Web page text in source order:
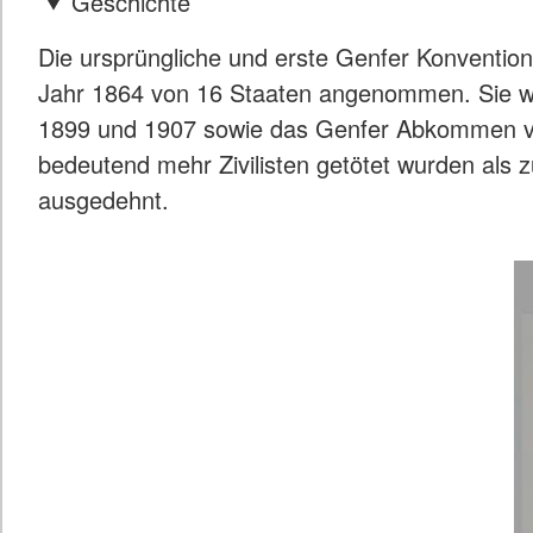
Die ursprüngliche und erste Genfer
Jahr 1864 von 16 Staaten angenommen. Sie
1899 und 1907 sowie das Genfer
bedeutend mehr Zivilisten getötet wurden als
ausgedehnt.